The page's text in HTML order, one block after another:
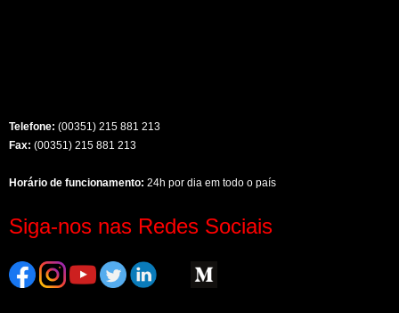
Telefone: (00351) 215 881 213
Fax: (00351) 215 881 213
Horário de funcionamento: 24h por dia em todo o país
Siga-nos nas Redes Sociais